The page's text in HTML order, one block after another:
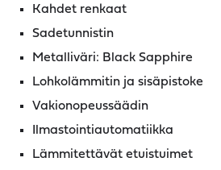
Kahdet renkaat
Sadetunnistin
Metalliväri: Black Sapphire
Lohkolämmitin ja sisäpistoke
Vakionopeussäädin
Ilmastointiautomatiikka
Lämmitettävät etuistuimet